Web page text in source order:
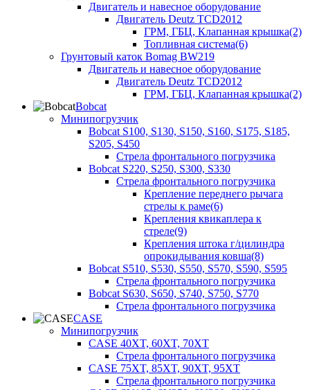
Двигатель и навесное оборудование
Двигатель Deutz TCD2012
ГРМ, ГБЦ, Клапанная крышка(2)
Топливная система(6)
Грунтовый каток Bomag BW219
Двигатель и навесное оборудование
Двигатель Deutz TCD2012
ГРМ, ГБЦ, Клапанная крышка(2)
Bobcat
Минипогрузчик
Bobcat S100, S130, S150, S160, S175, S185,
S205, S450
Стрела фронтального погрузчика
Bobcat S220, S250, S300, S330
Стрела фронтального погрузчика
Крепление переднего рычага
стрелы к раме(6)
Крепления квикаплера к
стреле(9)
Крепления штока г/цилиндра
опрокидывания ковша(8)
Bobcat S510, S530, S550, S570, S590, S595
Стрела фронтального погрузчика
Bobcat S630, S650, S740, S750, S770
Стрела фронтального погрузчика
CASE
Минипогрузчик
CASE 40XT, 60XT, 70XT
Стрела фронтального погрузчика
CASE 75XT, 85XT, 90XT, 95XT
Стрела фронтального погрузчика